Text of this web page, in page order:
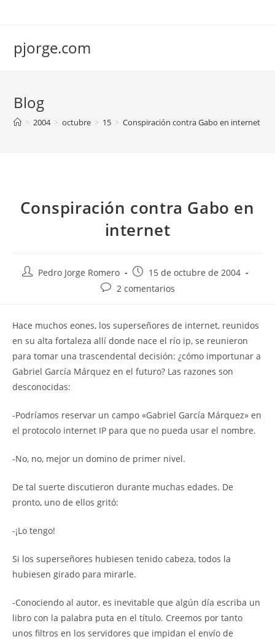
pjorge.com
Blog
> 2004 > octubre > 15 > Conspiración contra Gabo en internet
Conspiración contra Gabo en
internet
AutorPedro Jorge Romero
Publicación
de
15 de octubre de 2004
Comentarios
entrada:
2 comentarios
Hace muchos eones, los superseñores de internet, reunidos
en su alta fortaleza allí donde nace el río ip, se reunieron
para tomar una trascendental decisión: ¿cómo importunar a
Gabriel García Márquez en el futuro? Las razones son
desconocidas:
-Podríamos reservar un campo «Gabriel García Márquez» en
el protocolo internet IP para que no pueda usar el nombre.
-No, no, mejor un domino de primer nivel.
De tal suerte discutieron durante muchas edades. De
pronto, uno de ellos gritó:
-¡Lo tengo!
Si los superseñores hubiesen tenido cabeza, todos la
hubiesen girado para mirarle.
-Conociendo al autor, es inevitable que algún día escriba un
libro con la palabra puta en el título. Creemos por tanto
unos filtros en los servidores que impidan el envío de